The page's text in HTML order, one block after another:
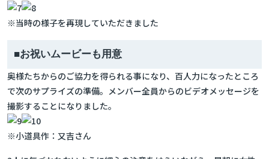
※当時の様子を再現していただきました
■お祝いムービーも用意
奥様たちからのご協力を得られる事になり、百人力になったところ
で次のサプライズの準備。メンバー全員からのビデオメッセージを
撮影することになりました。
※小道具作：又吉さん